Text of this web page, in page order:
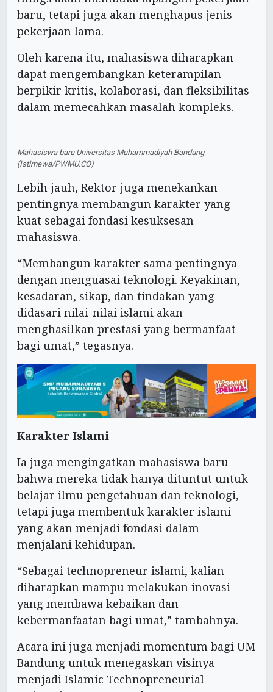
baru, tetapi juga akan menghapus jenis
pekerjaan lama.
Oleh karena itu, mahasiswa diharapkan
dapat mengembangkan keterampilan
berpikir kritis, kolaborasi, dan fleksibilitas
dalam memecahkan masalah kompleks.
Mahasiswa baru Universitas Muhammadiyah Bandung
(Istimewa/PWMU.CO)
Lebih jauh, Rektor juga menekankan
pentingnya membangun karakter yang
kuat sebagai fondasi kesuksesan
mahasiswa.
“Membangun karakter sama pentingnya
dengan menguasai teknologi. Keyakinan,
kesadaran, sikap, dan tindakan yang
didasari nilai-nilai islami akan
menghasilkan prestasi yang bermanfaat
bagi umat,” tegasnya.
Karakter Islami
Ia juga mengingatkan mahasiswa baru
bahwa mereka tidak hanya dituntut untuk
belajar ilmu pengetahuan dan teknologi,
tetapi juga membentuk karakter islami
yang akan menjadi fondasi dalam
menjalani kehidupan.
“Sebagai technopreneur islami, kalian
diharapkan mampu melakukan inovasi
yang membawa kebaikan dan
kebermanfaatan bagi umat,” tambahnya.
Acara ini juga menjadi momentum bagi UM
Bandung untuk menegaskan visinya
menjadi Islamic Technopreneurial